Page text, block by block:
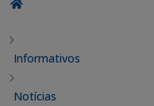
Informativos
Notícias